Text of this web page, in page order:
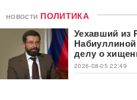
новости ПОЛИТИКА
Уехавший из
делу о
2026-08-05 22:49